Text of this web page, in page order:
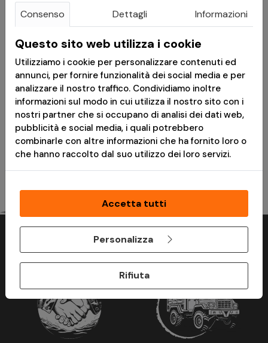
BERMUDA BRANDIT
LEGEND
SANDSTORM
VAI AL PRODOTTO
Perchè acquistare su ModaMilitare?
Consenso Dettagli Informazioni
Questo sito web utilizza i cookie
Utilizziamo i cookie per personalizzare contenuti ed
annunci, per fornire funzionalità dei social media e per
analizzare il nostro traffico. Condividiamo inoltre
informazioni sul modo in cui utilizza il nostro sito con i
nostri partner che si occupano di analisi dei dati web,
pubblicità e social media, i quali potrebbero
combinarle con altre informazioni che ha fornito loro o
che hanno raccolto dal suo utilizzo dei loro servizi.
Accetta tutti
Personalizza
Rifiuta